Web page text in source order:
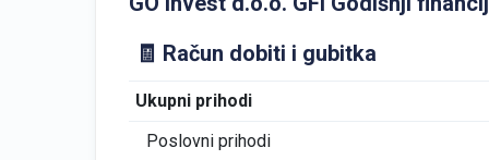
🧾 Račun dobiti i gubitka
Ukupni prihodi
Poslovni prihodi